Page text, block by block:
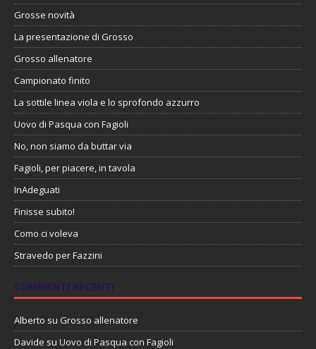
Grosse novità
La presentazione di Grosso
Grosso allenatore
Campionato finito
La sottile linea viola e lo sprofondo azzurro
Uovo di Pasqua con Fagioli
No, non siamo da buttar via
Fagioli, per piacere, in tavola
InAdeguati
Finisse subito!
Como ci voleva
Stravedo per Fazzini
COMMENTI RECENTI
Alberto su Grosso allenatore
Davide su Uovo di Pasqua con Fagioli